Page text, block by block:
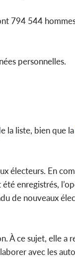
794 544
personnelles.
la liste, bien que la
électeurs. En
enregistrés,
de nouveaux
À ce sujet, elle a
avec les